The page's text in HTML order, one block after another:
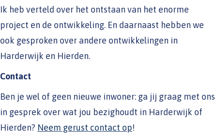
Ik heb verteld over het ontstaan van het enorme
project en de ontwikkeling. En daarnaast hebben we
ook gesproken over andere ontwikkelingen in
Harderwijk en Hierden.
Contact
Ben je wel of geen nieuwe inwoner: ga jij graag met ons
in gesprek over wat jou bezighoudt in Harderwijk of
Hierden? Neem gerust contact op!